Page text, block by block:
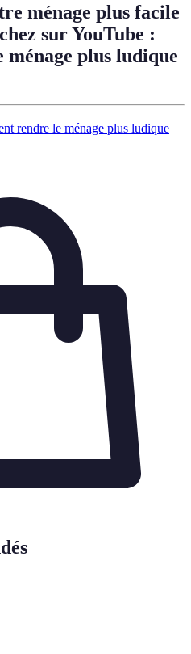
ménage plus facile
sur YouTube :
plus ludique
rendre le ménage plus ludique